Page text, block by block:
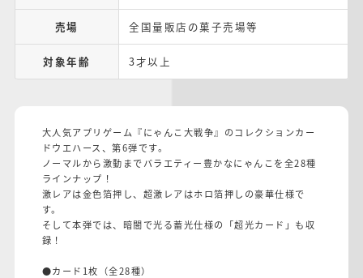
売場 全国量販店の菓子売場等
対象年齢 3才以上
大人気アプリゲーム『にゃんこ大戦争』のコレクションカー
ドウエハース、第6弾です。
ノーマルから激動までバラエティー豊かなにゃんこを全28種
ラインナップ！
激レアは金色箔押し、超激レアはホロ箔押しの豪華仕様で
す。
そして本弾では、暗闇で光る蓄光仕様の「超光カード」も収
録！
●カード1枚（全28種）